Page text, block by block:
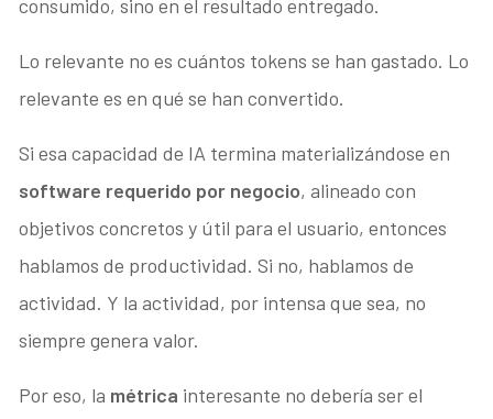
consumido, sino en el resultado entregado.
Lo relevante no es cuántos tokens se han gastado. Lo
relevante es en qué se han convertido.
Si esa capacidad de IA termina materializándose en
software requerido por negocio, alineado con
objetivos concretos y útil para el usuario, entonces
hablamos de productividad. Si no, hablamos de
actividad. Y la actividad, por intensa que sea, no
siempre genera valor.
Por eso, la métrica interesante no debería ser el